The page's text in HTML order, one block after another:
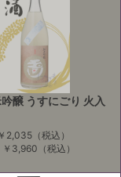
醸 うすにごり 火入
￥2,035（税込）
￥3,960 （税込）